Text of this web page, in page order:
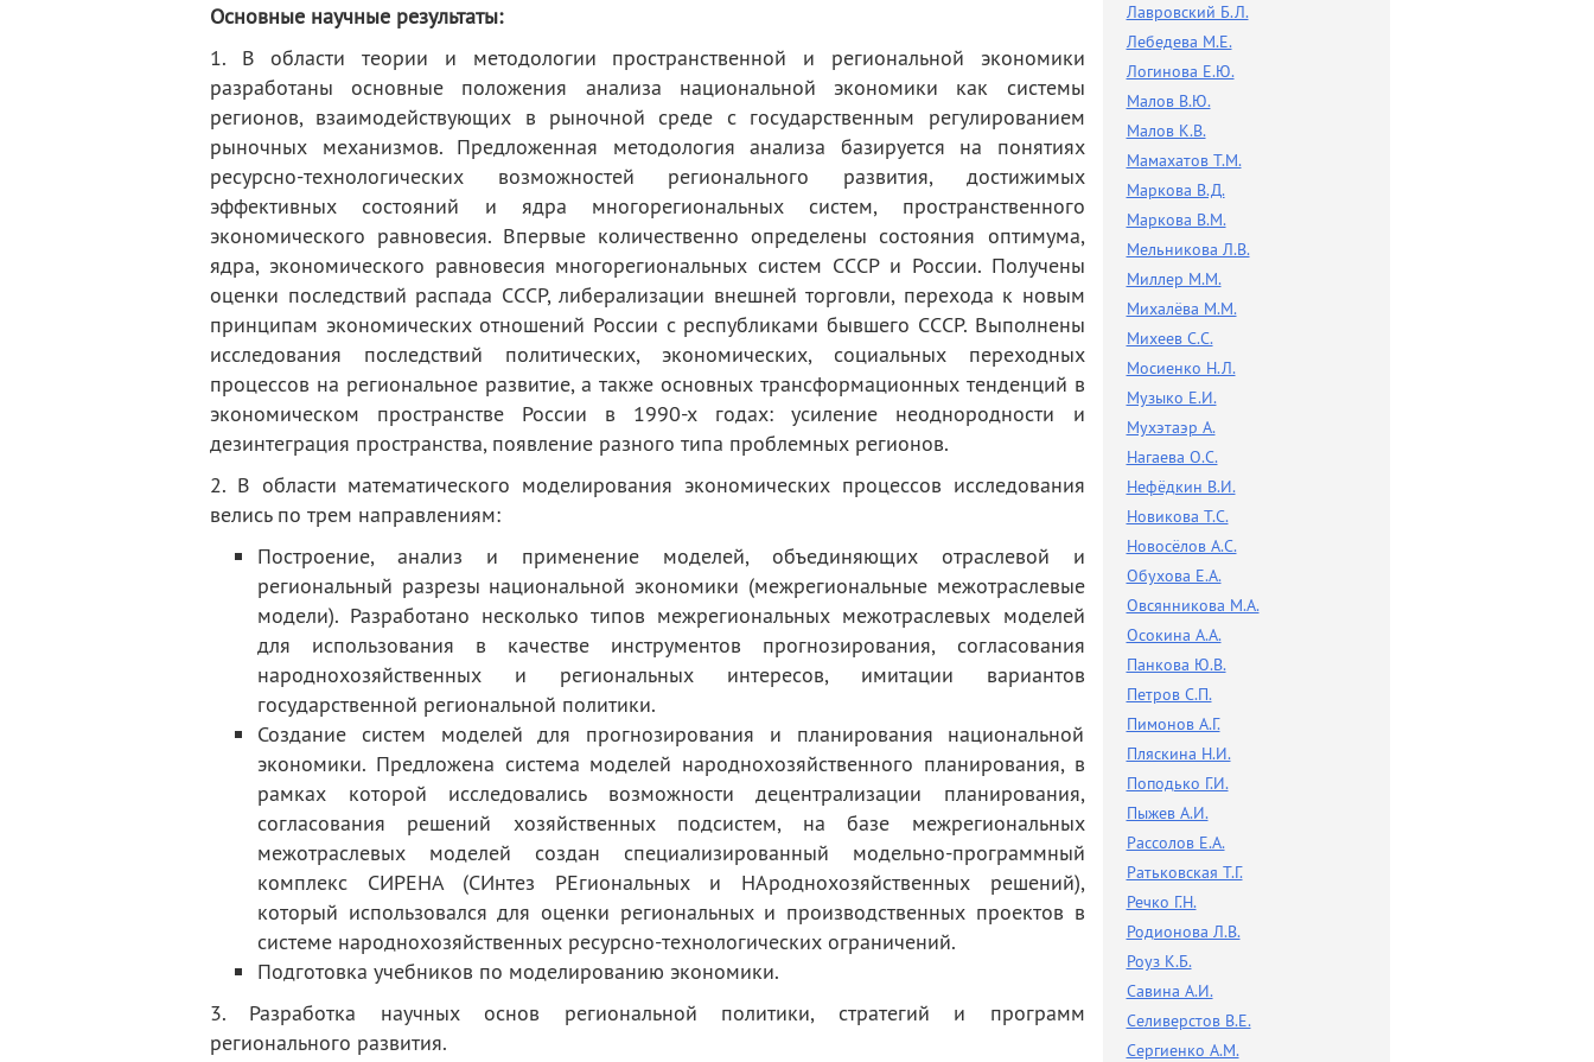
Основные научные результаты:
1. В области теории и методологии пространственной и региональной экономики
разработаны основные положения анализа национальной экономики как системы
регионов, взаимодействующих в рыночной среде с государственным регулированием
рыночных механизмов. Предложенная методология анализа базируется на понятиях
ресурсно-технологических возможностей регионального развития, достижимых
эффективных состояний и ядра многорегиональных систем, пространственного
экономического равновесия. Впервые количественно определены состояния оптимума,
ядра, экономического равновесия многорегиональных систем СССР и России. Получены
оценки последствий распада СССР, либерализации внешней торговли, перехода к новым
принципам экономических отношений России с республиками бывшего СССР. Выполнены
исследования последствий политических, экономических, социальных переходных
процессов на региональное развитие, а также основных трансформационных тенденций в
экономическом пространстве России в 1990-х годах: усиление неоднородности и
дезинтеграция пространства, появление разного типа проблемных регионов.
2. В области математического моделирования экономических процессов исследования
велись по трем направлениям:
Построение, анализ и применение моделей, объединяющих отраслевой и
региональный разрезы национальной экономики (межрегиональные межотраслевые
модели). Разработано несколько типов межрегиональных межотраслевых моделей
для использования в качестве инструментов прогнозирования, согласования
народнохозяйственных и региональных интересов, имитации вариантов
государственной региональной политики.
Создание систем моделей для прогнозирования и планирования национальной
экономики. Предложена система моделей народнохозяйственного планирования, в
рамках которой исследовались возможности децентрализации планирования,
согласования решений хозяйственных подсистем, на базе межрегиональных
межотраслевых моделей создан специализированный модельно-программный
комплекс СИРЕНА (СИнтез РЕгиональных и НАроднохозяйственных решений),
который использовался для оценки региональных и производственных проектов в
системе народнохозяйственных ресурсно-технологических ограничений.
Подготовка учебников по моделированию экономики.
3. Разработка научных основ региональной политики, стратегий и программ
регионального развития.
Лавровский Б.Л.
Лебедева М.Е.
Логинова Е.Ю.
Малов В.Ю.
Малов К.В.
Мамахатов Т.М.
Маркова В.Д.
Маркова В.М.
Мельникова Л.В.
Миллер М.М.
Михалёва М.М.
Михеев С.С.
Мосиенко Н.Л.
Музыко Е.И.
Мухэтаэр А.
Нагаева О.С.
Нефёдкин В.И.
Новикова Т.С.
Новосёлов А.С.
Обухова Е.А.
Овсянникова М.А.
Осокина А.А.
Панкова Ю.В.
Петров С.П.
Пимонов А.Г.
Пляскина Н.И.
Поподько Г.И.
Пыжев А.И.
Рассолов Е.А.
Ратьковская Т.Г.
Речко Г.Н.
Родионова Л.В.
Роуз К.Б.
Савина А.И.
Селиверстов В.Е.
Сергиенко А.М.